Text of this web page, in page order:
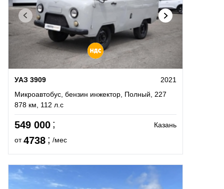
УАЗ 3909
2021
Микроавтобус, бензин инжектор, Полный, 227
878 км, 112 л.с
549 000
Казань
от 4738 /мес